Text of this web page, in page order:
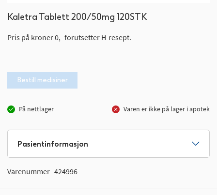
Kaletra Tablett 200/50mg 120STK
Pris på kroner 0,- forutsetter H-resept.
Bestill medisiner
På nettlager Varen er ikke på lager i apotek
til
av
Pasientinformasjon
Varenummer 424996